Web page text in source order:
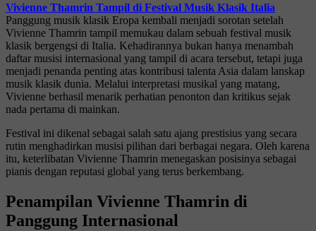
Vivienne Thamrin Tampil di Festival Musik Klasik Italia
Panggung musik klasik Eropa kembali menjadi sorotan setelah
Vivienne Thamrin tampil memukau dalam sebuah festival musik
klasik bergengsi di Italia. Kehadirannya bukan hanya menambah
daftar musisi internasional yang tampil di acara tersebut, tetapi juga
menjadi penanda penting atas kontribusi talenta Asia dalam lanskap
musik klasik dunia. Melalui interpretasi musikal yang matang,
Vivienne berhasil menarik perhatian penonton dan kritikus sejak
nada pertama di mainkan.
Festival ini dikenal sebagai salah satu ajang prestisius yang secara
rutin menghadirkan musisi pilihan dari berbagai negara. Oleh karena
itu, keterlibatan Vivienne Thamrin menegaskan posisinya sebagai
pianis dengan reputasi global yang terus berkembang.
Penampilan Vivienne Thamrin di
Panggung Internasional